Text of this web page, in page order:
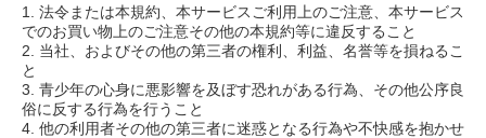
1. 法令または本規約、本サービスご利用上のご注意、本サービス
でのお買い物上のご注意その他の本規約等に違反すること
2. 当社、およびその他の第三者の権利、利益、名誉等を損ねるこ
と
3. 青少年の心身に悪影響を及ぼす恐れがある行為、その他公序良
俗に反する行為を行うこと
4. 他の利用者その他の第三者に迷惑となる行為や不快感を抱かせ